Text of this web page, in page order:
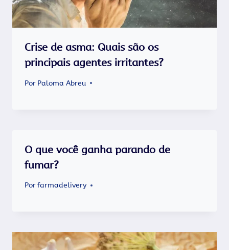
Crise de asma: Quais são os
principais agentes irritantes?
Por Paloma Abreu
O que você ganha parando de
fumar?
Porfarmadelivery